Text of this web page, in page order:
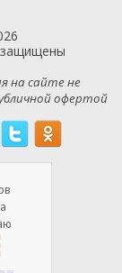
на сайте не
офертой